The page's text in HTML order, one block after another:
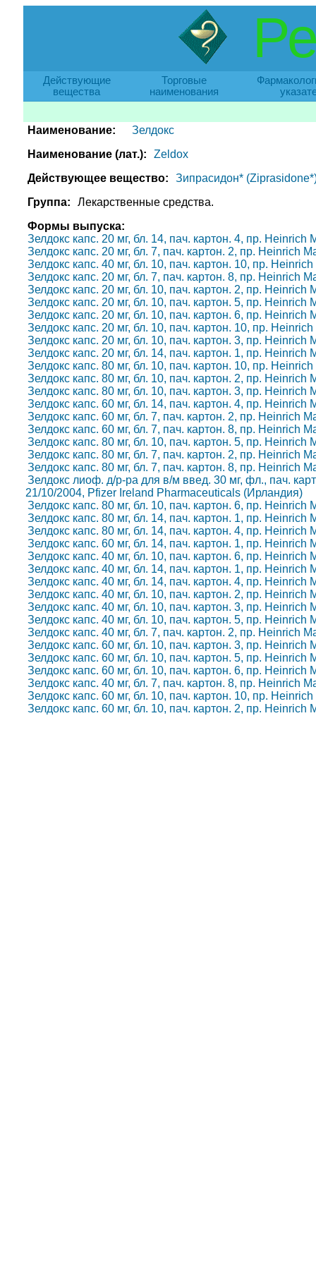
Действующие
вещества
Торговые
наименования
Наименование:
Зелдокс
Наименование (лат.):
Zeldox
Действующее вещество:
Зипрасидон*
Группа:
Лекарственные средства.
Формы выпуска:
Зелдокс капс. 20 мг, бл. 14, пач. картон. 4, пр.
Зелдокс капс. 20 мг, бл. 7, пач. картон. 2, пр.
Зелдокс капс. 40 мг, бл. 10, пач. картон. 10, пр.
Зелдокс капс. 20 мг, бл. 7, пач. картон. 8, пр.
Зелдокс капс. 20 мг, бл. 10, пач. картон. 2, пр.
Зелдокс капс. 20 мг, бл. 10, пач. картон. 5, пр.
Зелдокс капс. 20 мг, бл. 10, пач. картон. 6, пр.
Зелдокс капс. 20 мг, бл. 10, пач. картон. 10, пр.
Зелдокс капс. 20 мг, бл. 10, пач. картон. 3, пр.
Зелдокс капс. 20 мг, бл. 14, пач. картон. 1, пр.
Зелдокс капс. 80 мг, бл. 10, пач. картон. 10, пр.
Зелдокс капс. 80 мг, бл. 10, пач. картон. 2, пр.
Зелдокс капс. 80 мг, бл. 10, пач. картон. 3, пр.
Зелдокс капс. 60 мг, бл. 14, пач. картон. 4, пр.
Зелдокс капс. 60 мг, бл. 7, пач. картон. 2, пр.
Зелдокс капс. 60 мг, бл. 7, пач. картон. 8, пр.
Зелдокс капс. 80 мг, бл. 10, пач. картон. 5, пр.
Зелдокс капс. 80 мг, бл. 7, пач. картон. 2, пр.
Зелдокс капс. 80 мг, бл. 7, пач. картон. 8, пр.
Зелдокс лиоф. д/р-ра для в/м введ. 30 мг, фл., пач.
21/10/2004, Pfizer Ireland Pharmaceuticals (Ирландия)
Зелдокс капс. 80 мг, бл. 10, пач. картон. 6, пр.
Зелдокс капс. 80 мг, бл. 14, пач. картон. 1, пр.
Зелдокс капс. 80 мг, бл. 14, пач. картон. 4, пр.
Зелдокс капс. 60 мг, бл. 14, пач. картон. 1, пр.
Зелдокс капс. 40 мг, бл. 10, пач. картон. 6, пр.
Зелдокс капс. 40 мг, бл. 14, пач. картон. 1, пр.
Зелдокс капс. 40 мг, бл. 14, пач. картон. 4, пр.
Зелдокс капс. 40 мг, бл. 10, пач. картон. 2, пр.
Зелдокс капс. 40 мг, бл. 10, пач. картон. 3, пр.
Зелдокс капс. 40 мг, бл. 10, пач. картон. 5, пр.
Зелдокс капс. 40 мг, бл. 7, пач. картон. 2, пр.
Зелдокс капс. 60 мг, бл. 10, пач. картон. 3, пр.
Зелдокс капс. 60 мг, бл. 10, пач. картон. 5, пр.
Зелдокс капс. 60 мг, бл. 10, пач. картон. 6, пр.
Зелдокс капс. 40 мг, бл. 7, пач. картон. 8, пр.
Зелдокс капс. 60 мг, бл. 10, пач. картон. 10, пр.
Зелдокс капс. 60 мг, бл. 10, пач. картон. 2, пр.